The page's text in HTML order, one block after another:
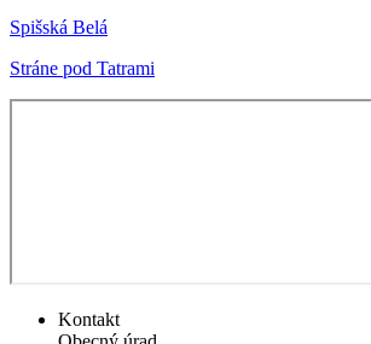
Spišská Belá
Stráne pod Tatrami
Kontakt